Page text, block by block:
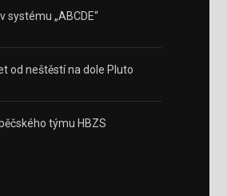
systému „ABCDE“
od neštěstí na dole Pluto
týmu HBZS